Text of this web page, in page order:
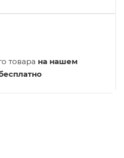
товара на нашем